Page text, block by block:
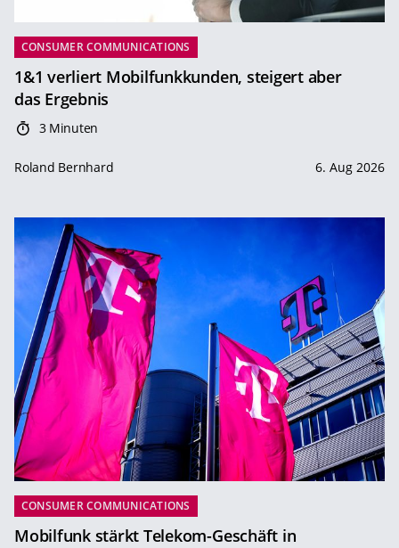
CONSUMER COMMUNICATIONS
1&1 verliert Mobilfunkkunden, steigert aber
das Ergebnis
3 Minuten
Roland Bernhard 6. Aug 2026
CONSUMER COMMUNICATIONS
Mobilfunk stärkt Telekom-Geschäft in